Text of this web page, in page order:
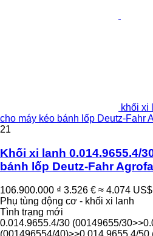
khối xi
cho máy kéo bánh lốp Deutz-Fahr
21
Khối xi lanh 0.014.9655.4/
bánh lốp Deutz-Fahr
106.900.000 ₫ 3.526 € ≈ 4.074 US$
Phụ tùng động cơ - khối xi lanh
Tình trạng mới
0.014.9655.4/30 (00149655/
(001496554/40)>>0.014.9655.4/50